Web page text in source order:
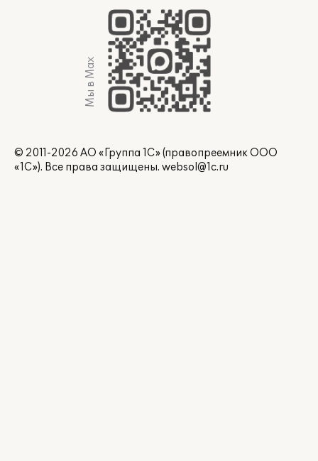
Мы в Max
© 2011-2026 АО «Группа 1С» (правопреемник ООО
«1С»). Все права защищены. websol@1c.ru